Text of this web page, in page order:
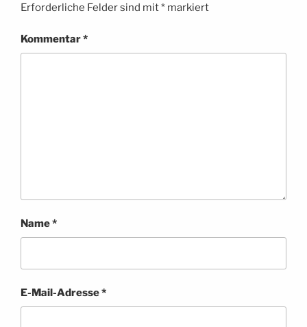
Erforderliche Felder sind mit* markiert
Kommentar*
Name*
E-Mail-Adresse*